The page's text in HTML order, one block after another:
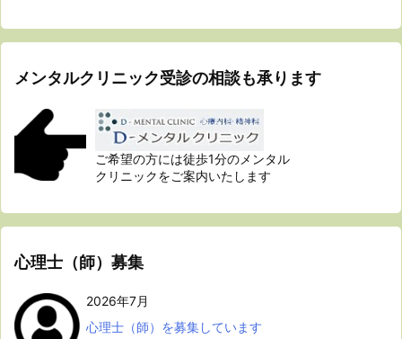
メンタルクリニック受診の相談も承ります
ご希望の方には徒歩1分のメンタル
クリニックをご案内いたします
心理士（師）募集
2026年7月
心理士（師）を募集しています